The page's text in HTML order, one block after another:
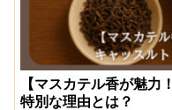
【マスカテル香が魅力
特別な理由とは？